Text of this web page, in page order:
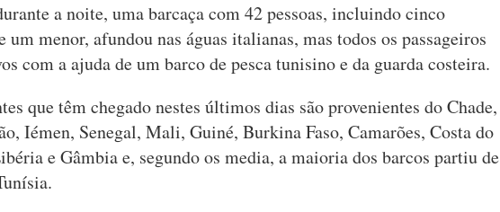
a noite, uma barcaça com 42 pessoas, incluindo cinco
um menor, afundou nas águas italianas, mas todos os passageiros
com a ajuda de um barco de pesca tunisino e da guarda costeira.
que têm chegado nestes últimos dias são provenientes do Chade,
Iémen, Senegal, Mali, Guiné, Burkina Faso, Camarões, Costa do
e Gâmbia e, segundo os media, a maioria dos barcos partiu de